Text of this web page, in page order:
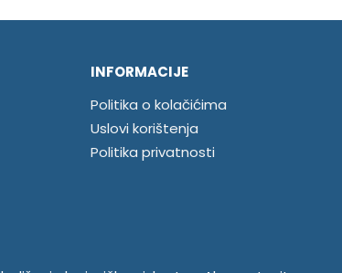
INFORMACIJE
Politika o kolačićima
Uslovi korištenja
Politika privatnosti